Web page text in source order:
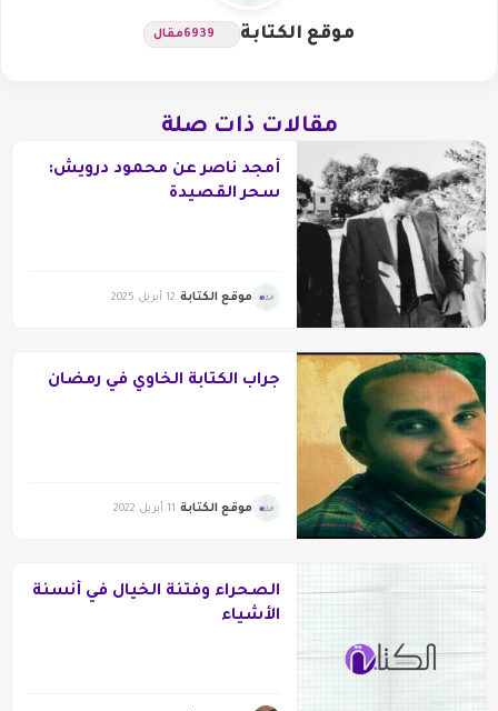
موقع الكتابة 6939مقال
مقالات ذات صلة
أمجد ناصر عن محمود درويش:
سحر القصيدة
موقع الكتابة 12 أبريل 2025
جراب الكتابة الخاوي في رمضان
موقع الكتابة 11 أبريل 2022
الصحراء وفتنة الخيال في أنسنة
الأشياء